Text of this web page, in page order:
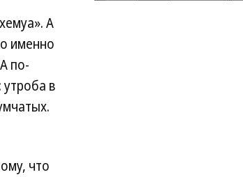
А
именно
по-
в
что